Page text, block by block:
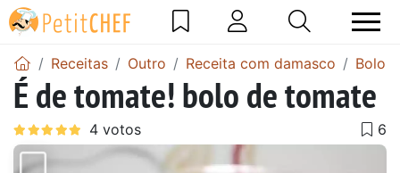
Receitas Outro Receita com damasco Bolo
É de tomate! bolo de tomate